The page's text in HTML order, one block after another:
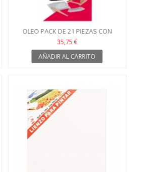
OLEO PACK DE 21 PIEZAS CON
CABALLETE
35,75 €
AÑADIR AL CARRITO